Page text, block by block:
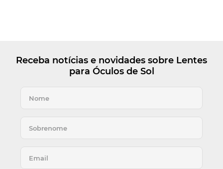
Receba notícias e novidades sobre Lentes
para Óculos de Sol